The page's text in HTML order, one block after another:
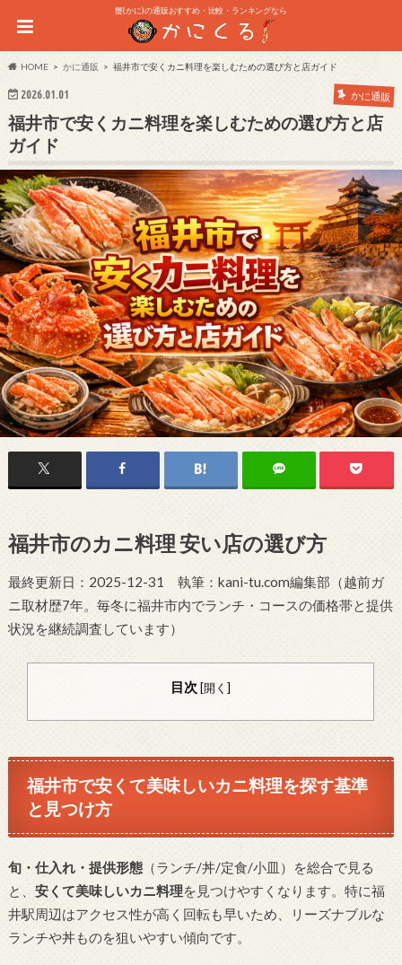
蟹(かに)の通販おすすめ・比較・ランキングなら
HOME かに通販 福井市で安くカニ料理を楽しむための選び方と店ガイド
2026.01.01 かに通販
福井市で安くカニ料理を楽しむための選び方と店
ガイド
福井市のカニ料理 安い店の選び方
最終更新日：2025-12-31 執筆：kani-tu.com編集部（越前ガ
ニ取材歴7年。毎冬に福井市内でランチ・コースの価格帯と提供
状況を継続調査しています）
目次 [開く]
福井市で安くて美味しいカニ料理を探す基準
と見つけ方
旬・仕入れ・提供形態（ランチ/丼/定食/小皿）を総合で見る
と、 安くて美味しいカニ料理を見つけやすくなります。特に福
井駅周辺はアクセス性が高く回転も早いため、リーズナブルな
ランチや丼ものを狙いやすい傾向です。